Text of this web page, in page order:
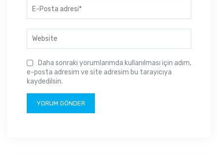
Daha sonraki yorumlarımda kullanılması için adım,
e-posta adresim ve site adresim bu tarayıcıya
kaydedilsin.